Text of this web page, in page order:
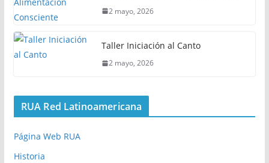
2 mayo, 2026
Taller Iniciación al Canto
2 mayo, 2026
RUA Red Latinoamericana
Página Web RUA
Historia